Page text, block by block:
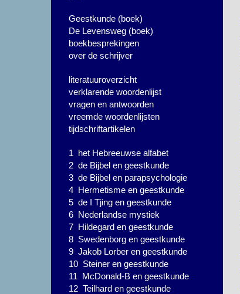
Geestkunde (boek)
De Levensweg (boek)
boekbesprekingen
over de schrijver
literatuuroverzicht
verklarende woordenlijst
vragen en antwoorden
vreemde woordenlijsten
tijdschriftartikelen
1 het Hebreeuwse alfabet
2 de Bijbel en geestkunde
3 de Bijbel en parapsychologie
4 Hermetisme en geestkunde
5 de I Tjing en geestkunde
6 Nederlandse mystiek
7 Hildegard en geestkunde
8 Swedenborg en geestkunde
9 Jakob Lorber en geestkunde
10 Steiner en geestkunde
11 McDonald-B en geestkunde
12 Teilhard en geestkunde